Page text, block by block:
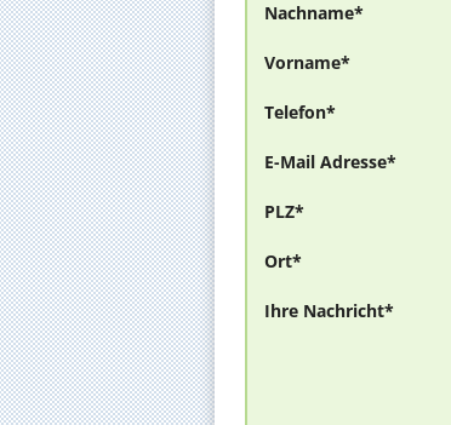
Nachname*
Vorname*
Telefon*
E-Mail Adresse*
PLZ*
Ort*
Ihre Nachricht*